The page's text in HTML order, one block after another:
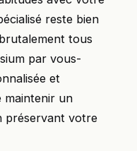
reste bien
tous
par vous-
et
maintenir un
préservant votre